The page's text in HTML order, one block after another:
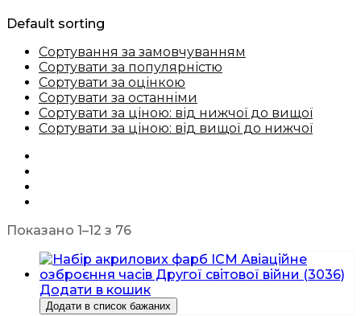
Default sorting
Сортування за замовчуванням
Сортувати за популярністю
Сортувати за оцінкою
Сортувати за останніми
Сортувати за ціною: від нижчої до вищої
Сортувати за ціною: від вищої до нижчої
Показано 1–12 з 76
Додати в кошик
Додати в список бажаних